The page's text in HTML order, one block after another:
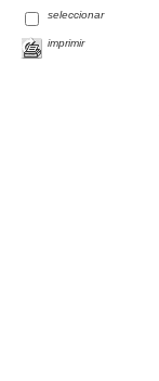
seleccionar
imprimir